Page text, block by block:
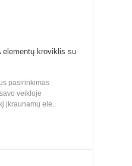
elementų kroviklis su
pasirinkimas
veikloje
įkraunamų ele..